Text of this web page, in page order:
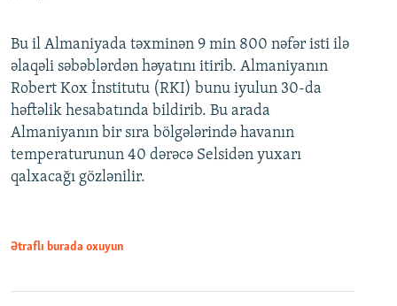
Bu il Almaniyada təxminən 9 min 800 nəfər isti ilə
əlaqəli səbəblərdən həyatını itirib. Almaniyanın
Robert Kox İnstitutu (RKI) bunu iyulun 30-da
həftəlik hesabatında bildirib. Bu arada
Almaniyanın bir sıra bölgələrində havanın
temperaturunun 40 dərəcə Selsidən yuxarı
qalxacağı gözlənilir.
Ətraflı burada oxuyun